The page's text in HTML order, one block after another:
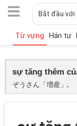
Bắt đầu với
Từ vựng Hán tự
sự tăng thêm
ぞうさん「増産」;